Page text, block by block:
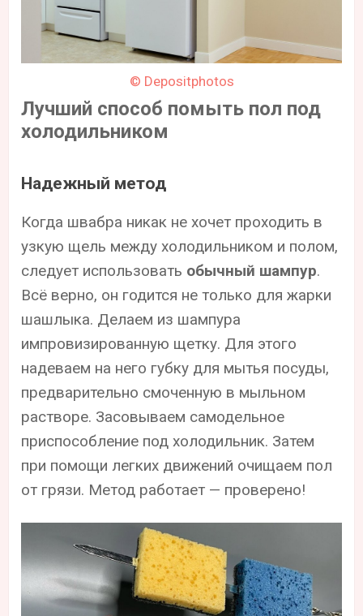
© Depositphotos
Лучший способ помыть пол под
холодильником
Надежный метод
Когда швабра никак не хочет проходить в
узкую щель между холодильником и полом,
следует использовать обычный шампур.
Всё верно, он годится не только для жарки
шашлыка. Делаем из шампура
импровизированную щетку. Для этого
надеваем на него губку для мытья посуды,
предварительно смоченную в мыльном
растворе. Засовываем самодельное
приспособление под холодильник. Затем
при помощи легких движений очищаем пол
от грязи. Метод работает — проверено!